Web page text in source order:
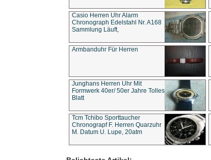
Casio Herren Uhr Alarm
Chronograph Edelstahl Nr. A168
Sammlung Läuft,
Armbanduhr Für Herren
Junghans Herren Uhr Mit
Formwerk 40er/ 50er Jahre Tolles
Blatt
Tcm Tchibo Sporttaucher
Chronograpf F. Herren Quarzuhr
M. Datum U. Lupe, 20atm